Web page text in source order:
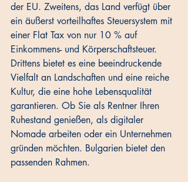
der EU. Zweitens, das Land verfügt über
ein äußerst vorteilhaftes Steuersystem mit
einer Flat Tax von nur 10 % auf
Einkommens- und Körperschaftsteuer.
Drittens bietet es eine beeindruckende
Vielfalt an Landschaften und eine reiche
Kultur, die eine hohe Lebensqualität
garantieren. Ob Sie als Rentner Ihren
Ruhestand genießen, als digitaler
Nomade arbeiten oder ein Unternehmen
gründen möchten. Bulgarien bietet den
passenden Rahmen.